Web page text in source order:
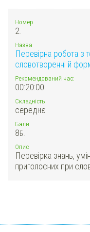
Номер
2.
Назва
Перевірна робота з
словотворенні й
Рекомендований час:
00:20:00
Складність
середнє
Бали
8Б.
Опис
Перевірка знань,
приголосних при